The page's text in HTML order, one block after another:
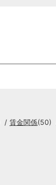
賃金関係(50)